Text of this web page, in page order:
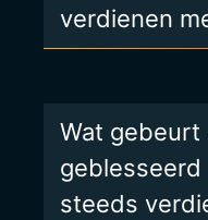
verdienen
Wat gebeurt
geblesseerd
steeds